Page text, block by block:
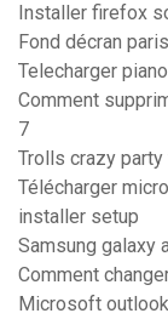
Installer firefox
Fond décran
Telecharger
Comment
7
Trolls crazy
Télécharger
installer setup
Samsung galaxy
Comment
Microsoft